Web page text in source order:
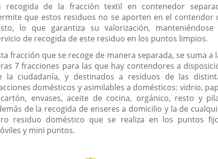
recogida de la fracción textil en contenedor
que estos residuos no se aporten en el contendor
lo que garantiza su valorización, manteniéndose
de recogida de este residuo en los puntos limpios.
fracción que se recoge de manera separada, se suma a
7 fracciones para las que hay contendores a
la ciudadanía, y destinados a residuos de las
domésticos y asimilables a domésticos: vidrio,
envases, aceite de cocina, orgánico, resto y
de la recogida de enseres a domicilio y la de
residuo doméstico que se realiza en los puntos
y mini puntos.